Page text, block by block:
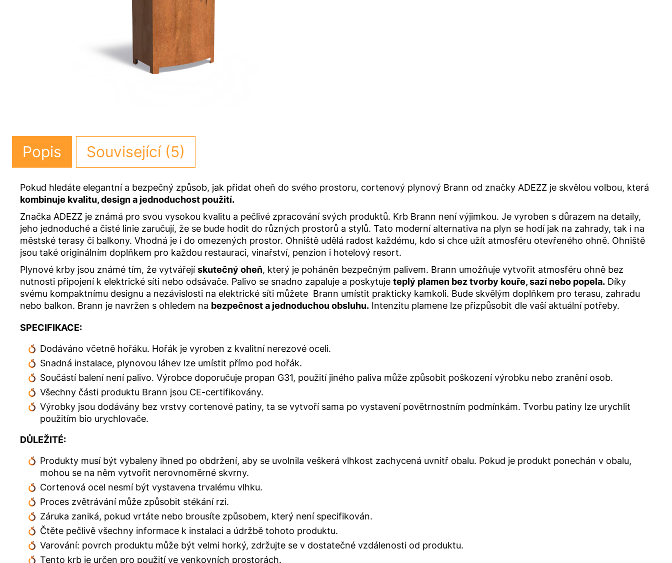
Popis Související (5)
Pokud hledáte elegantní a bezpečný způsob, jak přidat oheň do svého prostoru, cortenový plynový Brann od značky ADEZZ je skvělou volbou, která
kombinuje kvalitu, design a jednoduchost použití.
Značka ADEZZ je známá pro svou vysokou kvalitu a pečlivé zpracování svých produktů. Krb Brann není výjimkou. Je vyroben s důrazem na detaily,
jeho jednoduché a čisté linie zaručují, že se bude hodit do různých prostorů a stylů. Tato moderní alternativa na plyn se hodí jak na zahrady, tak i na
městské terasy či balkony. Vhodná je i do omezených prostor. Ohniště udělá radost každému, kdo si chce užít atmosféru otevřeného ohně. Ohniště
jsou také originálním doplňkem pro každou restauraci, vinařství, penzion i hotelový resort.
Plynové krby jsou známé tím, že vytvářejískutečný oheň, který je poháněn bezpečným palivem. Brann umožňuje vytvořit atmosféru ohně bez
nutnosti připojení k elektrické síti nebo odsávače. Palivo se snadno zapaluje a poskytuje teplý plamen bez tvorby kouře, sazí nebo popela. Díky
svému kompaktnímu designu a nezávislosti na elektrické síti můžete Brann umístit prakticky kamkoli. Bude skvělým doplňkem pro terasu, zahradu
nebo balkon. Brann je navržen s ohledem na bezpečnost a jednoduchou obsluhu. Intenzitu plamene lze přizpůsobit dle vaší aktuální potřeby.
SPECIFIKACE:
Dodáváno včetně hořáku. Hořák je vyroben z kvalitní nerezové oceli.
Snadná instalace, plynovou láhev lze umístit přímo pod hořák.
Součástí balení není palivo. Výrobce doporučuje propan G31, použití jiného paliva může způsobit poškození výrobku nebo zranění osob.
Všechny části produktu Brann jsou CE-certifikovány.
Výrobky jsou dodávány bez vrstvy cortenové patiny, ta se vytvoří sama po vystavení povětrnostním podmínkám. Tvorbu patiny lze urychlit
použitím bio urychlovače.
DŮLEŽITÉ:
Produkty musí být vybaleny ihned po obdržení, aby se uvolnila veškerá vlhkost zachycená uvnitř obalu. Pokud je produkt ponechán v obalu,
mohou se na něm vytvořit nerovnoměrné skvrny.
Cortenová ocel nesmí být vystavena trvalému vlhku.
Proces zvětrávání může způsobit stékání rzi.
Záruka zaniká, pokud vrtáte nebo brousíte způsobem, který není specifikován.
Čtěte pečlivě všechny informace k instalaci a údržbě tohoto produktu.
Varování: povrch produktu může být velmi horký, zdržujte se v dostatečné vzdálenosti od produktu.
Tento krb je určen pro použití ve venkovních prostorách.